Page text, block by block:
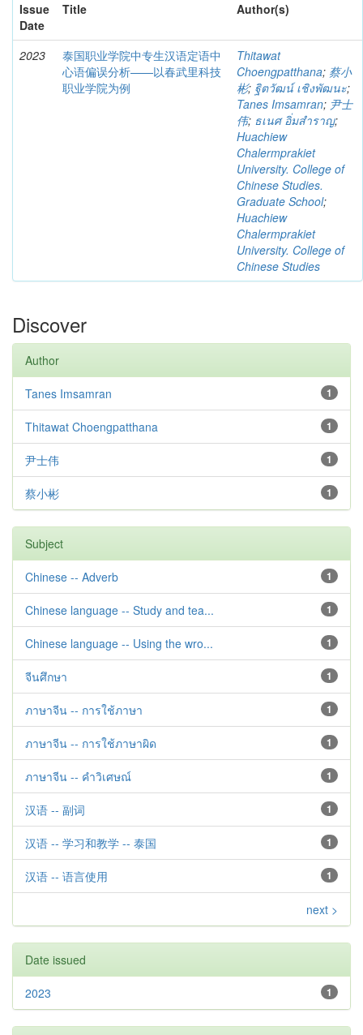
Issue
Date
Title Author(s)
2023
泰国职业学院中专生汉语定语中
心语偏误分析——以春武里科技
职业学院为例
Thitawat
Choengpatthana; 蔡小
彬; ฐิตวัฒน์ เชิงพัฒนะ;
Tanes Imsamran; 尹士
伟; ธเนศ อิ่มสำราญ;
Huachiew
Chalermprakiet
University. College of
Chinese Studies.
Graduate School;
Huachiew
Chalermprakiet
University. College of
Chinese Studies
Discover
Author
1
Tanes Imsamran
1
Thitawat Choengpatthana
1
尹士伟
1
蔡小彬
Subject
1
Chinese -- Adverb
1
Chinese language -- Study and tea...
1
Chinese language -- Using the wro...
1
จีนศึกษา
1
ภาษาจีน -- การใช้ภาษา
1
ภาษาจีน -- การใช้ภาษาผิด
1
ภาษาจีน -- คำวิเศษณ์
1
汉语 -- 副词
1
汉语 -- 学习和教学 -- 泰国
1
汉语 -- 语言使用
next >
Date issued
1
2023